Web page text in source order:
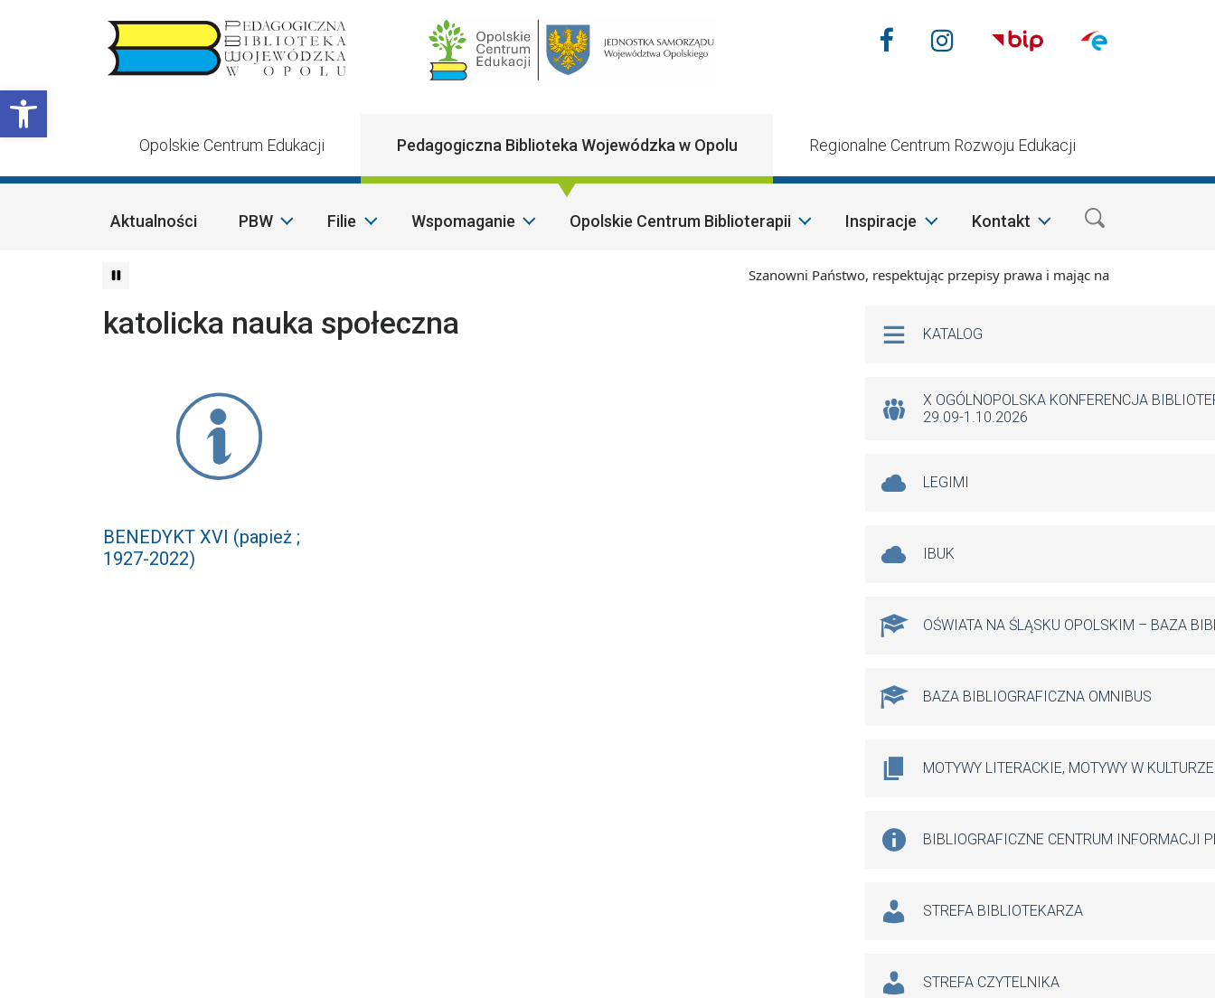
Otwórz pasek narzędzi
Main Navigation
Nasze media
FacebookInstagram
Opolskie Centrum Edukacji Pedagogiczna Biblioteka Wojewódzka w Opolu Regionalne Centrum Rozwoju Edukacji
Aktualności PBW Filie Wspomaganie Opolskie Centrum Biblioterapii Inspiracje Kontakt
Szanowni Państwo, respektując przepisy prawa i mając na względzie
katolicka nauka społeczna
BENEDYKT XVI (papież ;
1927-2022)
Na skróty
KATALOG
X OGÓLNOPOLSKA KONFERENCJA
29.09-1.10.2026
LEGIMI
IBUK
OŚWIATA NA ŚLĄSKU OPOLSKIM – BAZA
BAZA BIBLIOGRAFICZNA OMNIBUS
MOTYWY LITERACKIE, MOTYWY W KULTURZE
BIBLIOGRAFICZNE CENTRUM INFORMACJI
STREFA BIBLIOTEKARZA
STREFA CZYTELNIKA